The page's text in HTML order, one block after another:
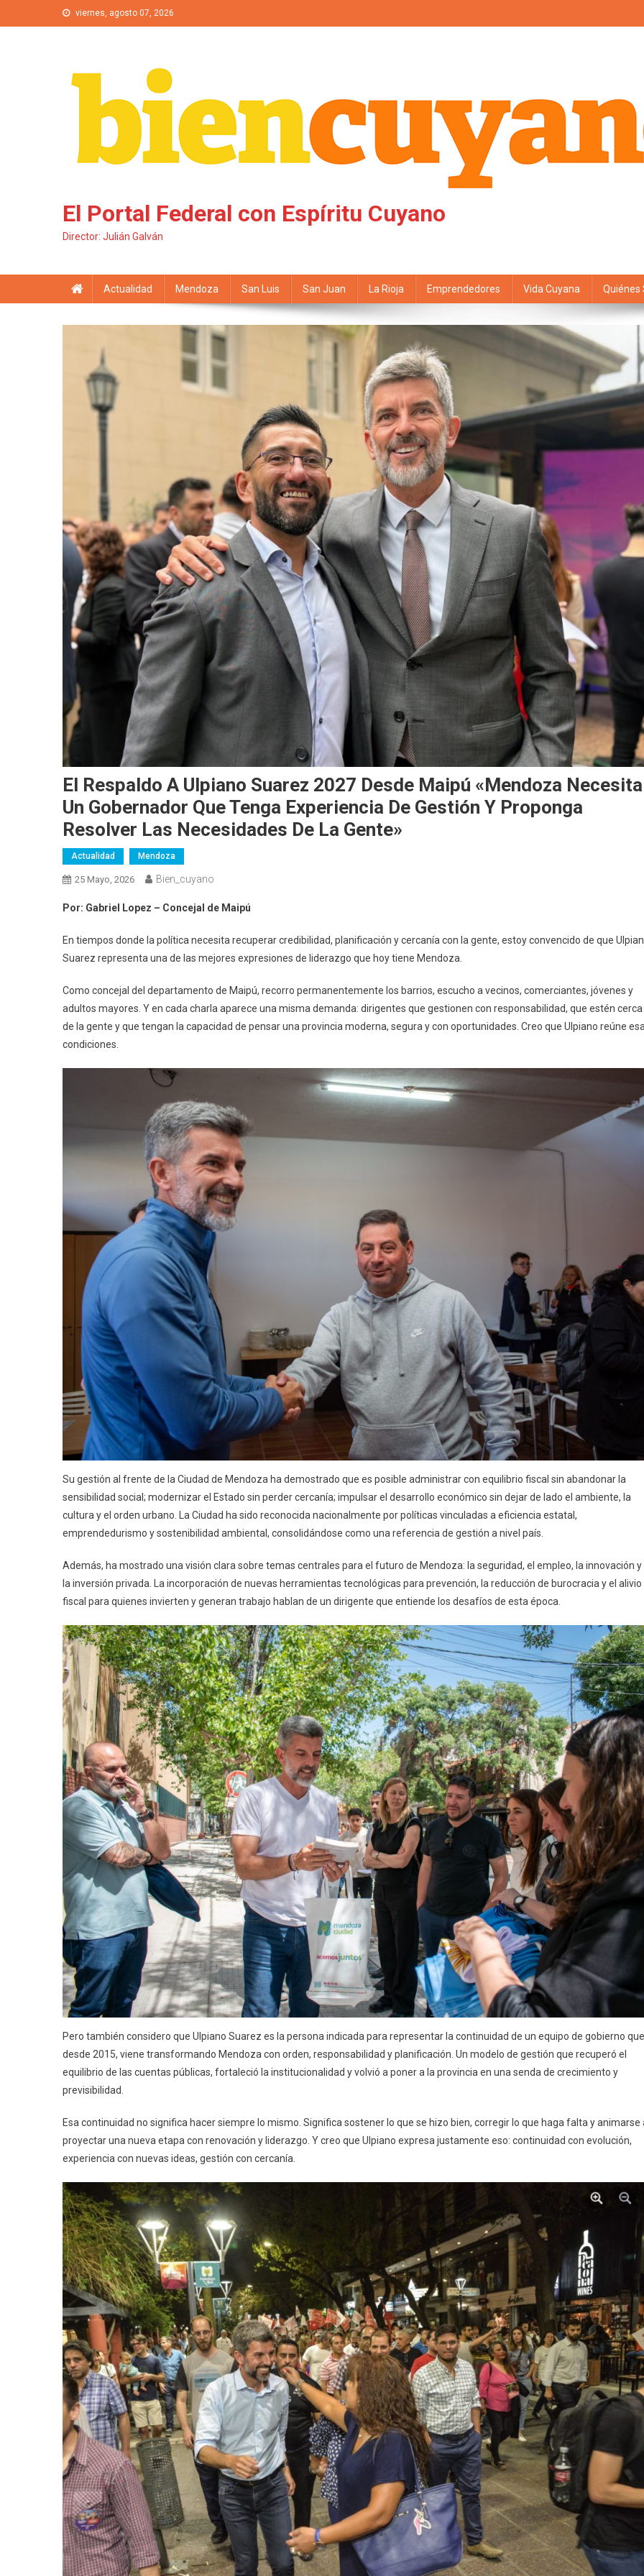
Saltar al contenidoviernes, agosto 07, 2026
El Portal Federal con Espíritu Cuyano
Director: Julián Galván
Actualidad Mendoza San Luis San Juan La Rioja Emprendedores Vida Cuyana Quiénes
El Respaldo A Ulpiano Suarez 2027 Desde Maipú «Mendoza Necesita
Un Gobernador Que Tenga Experiencia De Gestión Y Proponga
Resolver Las Necesidades De La Gente»
Actualidad Mendoza
25 Mayo, 2026 Bien_cuyano
Por: Gabriel Lopez – Concejal de Maipú
En tiempos donde la política necesita recuperar credibilidad, planificación y cercanía con la gente, estoy convencido de que
Suarez representa una de las mejores expresiones de liderazgo que hoy tiene Mendoza.
Como concejal del departamento de Maipú, recorro permanentemente los barrios, escucho a vecinos, comerciantes, jóvenes y
adultos mayores. Y en cada charla aparece una misma demanda: dirigentes que gestionen con responsabilidad, que estén cerca
de la gente y que tengan la capacidad de pensar una provincia moderna, segura y con oportunidades. Creo que Ulpiano reúne
condiciones.
Su gestión al frente de la Ciudad de Mendoza ha demostrado que es posible administrar con equilibrio fiscal sin abandonar la
sensibilidad social; modernizar el Estado sin perder cercanía; impulsar el desarrollo económico sin dejar de lado el ambiente, la
cultura y el orden urbano. La Ciudad ha sido reconocida nacionalmente por políticas vinculadas a eficiencia estatal,
emprendedurismo y sostenibilidad ambiental, consolidándose como una referencia de gestión a nivel país.
Además, ha mostrado una visión clara sobre temas centrales para el futuro de Mendoza: la seguridad, el empleo, la innovación y
la inversión privada. La incorporación de nuevas herramientas tecnológicas para prevención, la reducción de burocracia y el alivio
fiscal para quienes invierten y generan trabajo hablan de un dirigente que entiende los desafíos de esta época.
Pero también considero que Ulpiano Suarez es la persona indicada para representar la continuidad de un equipo de gobierno
desde 2015, viene transformando Mendoza con orden, responsabilidad y planificación. Un modelo de gestión que recuperó el
equilibrio de las cuentas públicas, fortaleció la institucionalidad y volvió a poner a la provincia en una senda de crecimiento y
previsibilidad.
Esa continuidad no significa hacer siempre lo mismo. Significa sostener lo que se hizo bien, corregir lo que haga falta y animarse
proyectar una nueva etapa con renovación y liderazgo. Y creo que Ulpiano expresa justamente eso: continuidad con evolución,
experiencia con nuevas ideas, gestión con cercanía.